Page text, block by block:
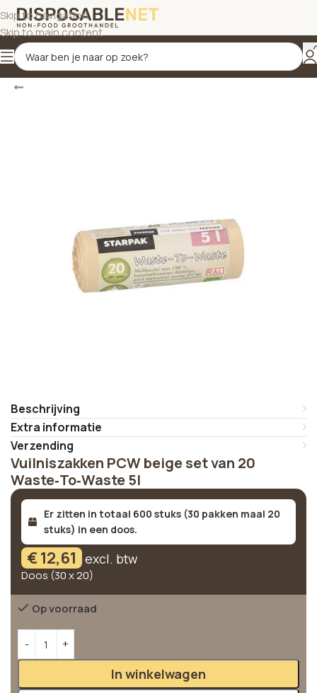
Skip to navigation
Skip to main content
Terug Home/Schoonmaakproducten/Vuilniszakken 5 L tot 35 L
Beschrijving
Extra informatie
Verzending
Vuilniszakken PCW beige set van 20
Waste‑To‑Waste 5l
Er zitten in totaal 600 stuks (30 pakken maal 20
stuks) in een doos.
€12,61 excl. btw
Doos (30 x 20)
Op voorraad
In winkelwagen